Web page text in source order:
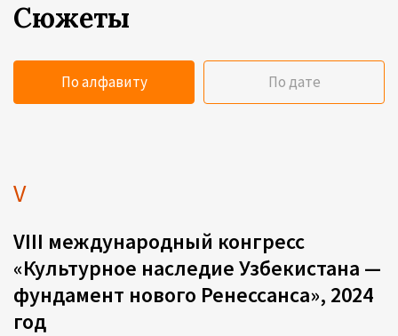
Сюжеты
По алфавиту По дате
V
VIII международный конгресс
«Культурное наследие Узбекистана —
фундамент нового Ренессанса», 2024
год